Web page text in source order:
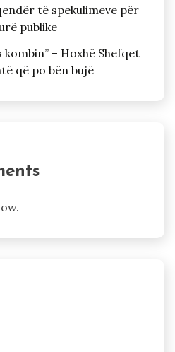
të spekulimeve për
publike
kombin” – Hoxhë Shefqet
që po bën bujë